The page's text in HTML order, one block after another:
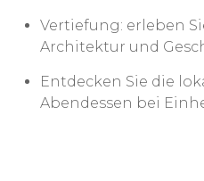
Vertiefung: erleben
Architektur und
Entdecken Sie die
Abendessen bei